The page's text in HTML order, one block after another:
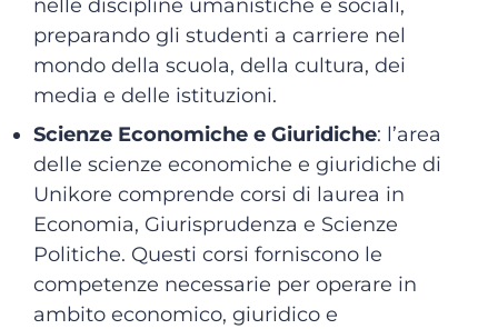
nelle discipline umanistiche e sociali,
preparando gli studenti a carriere nel
mondo della scuola, della cultura, dei
media e delle istituzioni.
Scienze Economiche e Giuridiche: l’area
delle scienze economiche e giuridiche di
Unikore comprende corsi di laurea in
Economia, Giurisprudenza e Scienze
Politiche. Questi corsi forniscono le
competenze necessarie per operare in
ambito economico, giuridico e